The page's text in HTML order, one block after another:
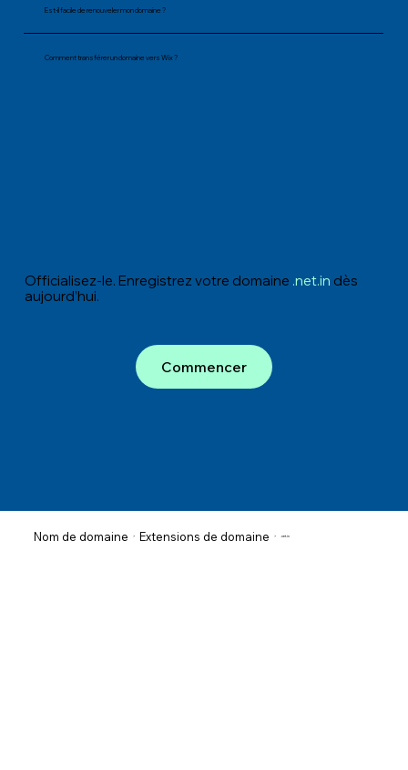
Est-il facile de renouveler mon domaine ?
Comment transférer un domaine vers Wix ?
Officialisez-le. Enregistrez votre domaine .net.in dès
aujourd’hui.
Commencer
Nom de domaine > Extensions de domaine > .net.in